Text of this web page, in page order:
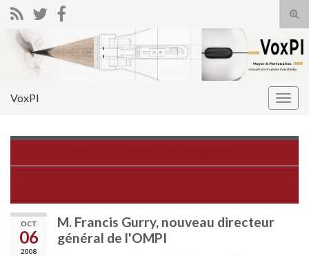
Search for:
VoxPI
OCT
06
2008
M. Francis Gurry, nouveau directeur
général de l'OMPI